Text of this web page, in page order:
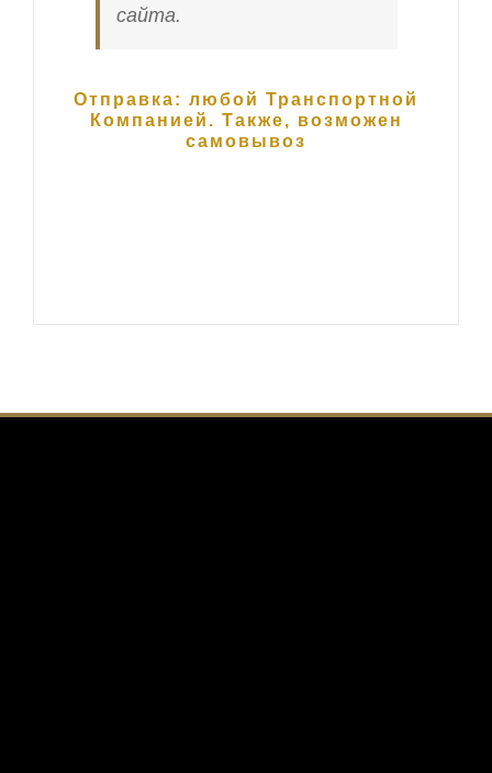
сайта.
Отправка: любой Транспортной
Компанией. Также, возможен
самовывоз